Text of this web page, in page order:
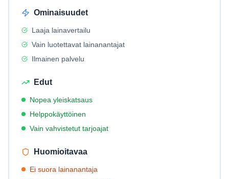
Ominaisuudet
Laaja lainavertailu
Vain luotettavat lainanantajat
Ilmainen palvelu
Edut
Nopea yleiskatsaus
Helppokäyttöinen
Vain vahvistetut tarjoajat
Huomioitavaa
Ei suora lainanantaja